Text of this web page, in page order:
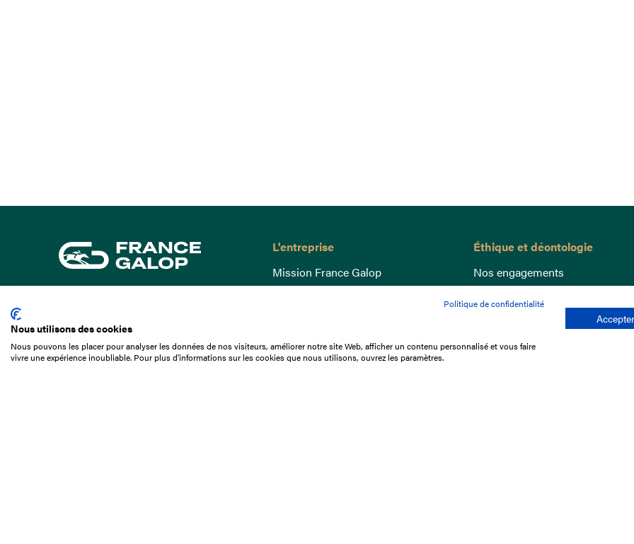
01 49 10 20 29
L'entreprise
Mission France Galop
Gouvernance
Comprendre les courses
Docuthèque
Éthique et déontologie
Nos engagements
Lutte anti-dopage
Bien être equin
Index Egalité Femmes-Hommes
Jeu responsable
Politique de confidentialité
Nous utilisons des cookies
Nous pouvons les placer pour analyser les données de nos visiteurs, améliorer notre site Web, afficher un contenu personnalisé et vous faire
vivre une expérience inoubliable. Pour plus d'informations sur les cookies que nous utilisons, ouvrez les paramètres.